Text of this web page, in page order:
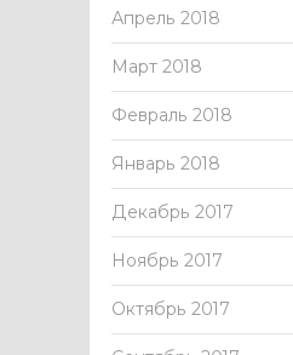
Апрель 2018
Март 2018
Февраль 2018
Январь 2018
Декабрь 2017
Ноябрь 2017
Октябрь 2017